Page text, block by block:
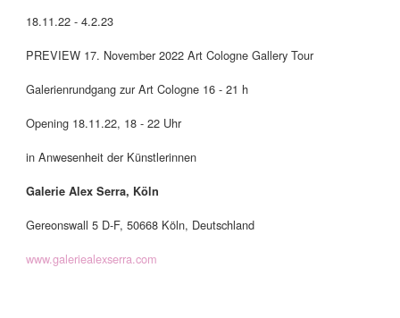
18.11.22 - 4.2.23
PREVIEW 17. November 2022 Art Cologne Gallery Tour
Galerienrundgang zur Art Cologne 16 - 21 h
Opening 18.11.22, 18 - 22 Uhr
in Anwesenheit der Künstlerinnen
Galerie Alex Serra, Köln
Gereonswall 5 D-F, 50668 Köln, Deutschland
www.galeriealexserra.com